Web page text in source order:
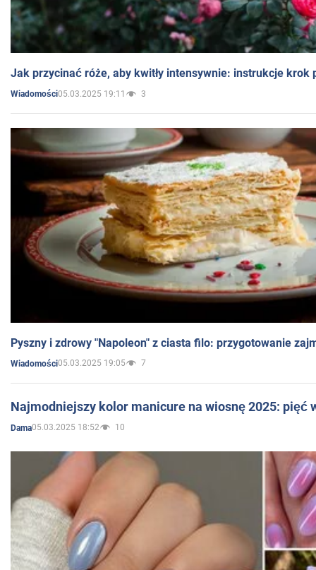
Jak przycinać róże, aby kwitły intensywnie: instrukcje krok
Wiadomości05.03.2025 19:11 3
Pyszny i zdrowy "Napoleon" z ciasta filo: przygotowanie
Wiadomości05.03.2025 19:05 7
Najmodniejszy kolor manicure na wiosnę 2025: pięć
Dama05.03.2025 18:52 10